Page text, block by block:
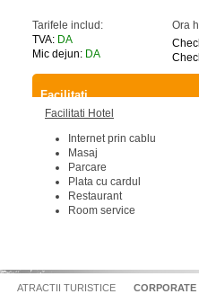
Tarifele includ:
TVA: DA
Mic dejun: DA
Ora
Facilitati
Facilitati Hotel
Internet prin cablu
Masaj
Parcare
Plata cu cardul
Restaurant
Room service
ATRACTII TURISTICE CORPORATE